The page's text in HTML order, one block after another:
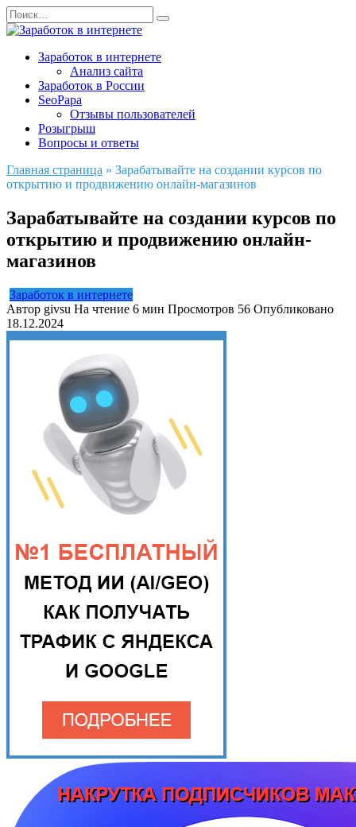
Перейти
к
содержанию
Search
for:
Заработок в интернете
Анализ сайта
Заработок в России
SeoPapa
Отзывы пользователей
Розыгрыш
Вопросы и ответы
Главная страница » Зарабатывайте на создании курсов по
открытию и продвижению онлайн-магазинов
Зарабатывайте на создании курсов по
открытию и продвижению онлайн-
магазинов
Заработок в интернете
Автор givsu На чтение 6 мин Просмотров 56 Опубликовано
18.12.2024